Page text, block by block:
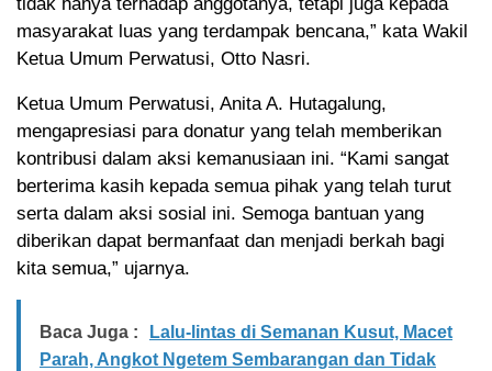
tidak hanya terhadap anggotanya, tetapi juga kepada
masyarakat luas yang terdampak bencana,” kata Wakil
Ketua Umum Perwatusi, Otto Nasri.
Ketua Umum Perwatusi, Anita A. Hutagalung,
mengapresiasi para donatur yang telah memberikan
kontribusi dalam aksi kemanusiaan ini. “Kami sangat
berterima kasih kepada semua pihak yang telah turut
serta dalam aksi sosial ini. Semoga bantuan yang
diberikan dapat bermanfaat dan menjadi berkah bagi
kita semua,” ujarnya.
Baca Juga :
Lalu-lintas di Semanan Kusut, Macet
Parah, Angkot Ngetem Sembarangan dan Tidak